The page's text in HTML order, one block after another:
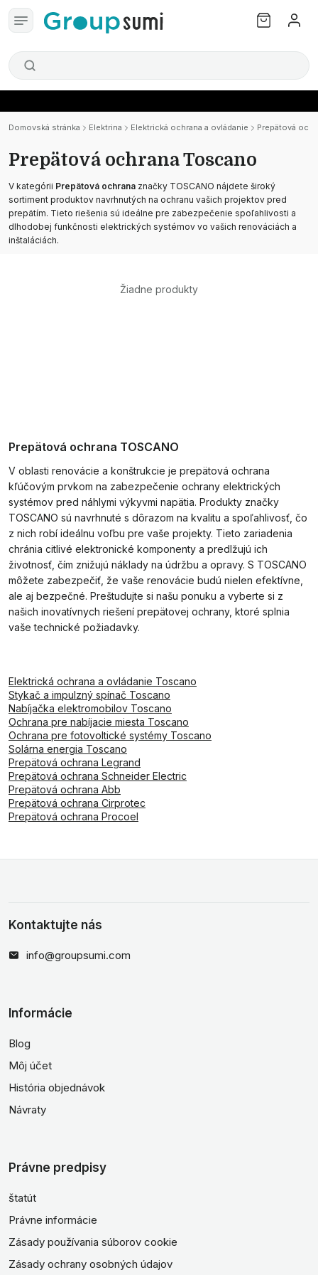
Domovská stránka Elektrina Elektrická ochrana a ovládanie Prepätová
Prepätová ochrana Toscano
V kategórii Prepätová ochrana značky TOSCANO nájdete široký
sortiment produktov navrhnutých na ochranu vašich projektov pred
prepätím. Tieto riešenia sú ideálne pre zabezpečenie spoľahlivosti a
dlhodobej funkčnosti elektrických systémov vo vašich renováciách a
inštaláciách.
Žiadne produkty
Prepätová ochrana TOSCANO
V oblasti renovácie a konštrukcie je prepätová ochrana
kľúčovým prvkom na zabezpečenie ochrany elektrických
systémov pred náhlymi výkyvmi napätia. Produkty značky
TOSCANO sú navrhnuté s dôrazom na kvalitu a spoľahlivosť, čo
z nich robí ideálnu voľbu pre vaše projekty. Tieto zariadenia
chránia citlivé elektronické komponenty a predlžujú ich
životnosť, čím znižujú náklady na údržbu a opravy. S TOSCANO
môžete zabezpečiť, že vaše renovácie budú nielen efektívne,
ale aj bezpečné. Preštudujte si našu ponuku a vyberte si z
našich inovatívnych riešení prepätovej ochrany, ktoré splnia
vaše technické požiadavky.
Elektrická ochrana a ovládanie Toscano
Stykač a impulzný spínač Toscano
Nabíjačka elektromobilov Toscano
Ochrana pre nabíjacie miesta Toscano
Ochrana pre fotovoltické systémy Toscano
Solárna energia Toscano
Prepätová ochrana Legrand
Prepätová ochrana Schneider Electric
Prepätová ochrana Abb
Prepätová ochrana Cirprotec
Prepätová ochrana Procoel
Kontaktujte nás
info@groupsumi.com
Informácie
Blog
Môj účet
História objednávok
Návraty
Právne predpisy
štatút
Právne informácie
Zásady používania súborov cookie
Zásady ochrany osobných údajov